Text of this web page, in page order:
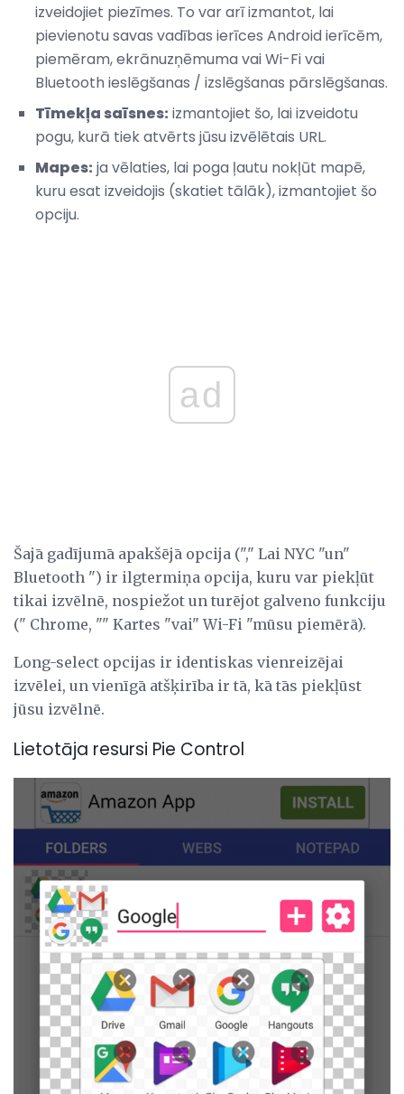
izveidojiet piezīmes. To var arī izmantot, lai
pievienotu savas vadības ierīces Android ierīcēm,
piemēram, ekrānuzņēmuma vai Wi-Fi vai
Bluetooth ieslēgšanas / izslēgšanas pārslēgšanas.
Tīmekļa saīsnes: izmantojiet šo, lai izveidotu
pogu, kurā tiek atvērts jūsu izvēlētais URL.
Mapes: ja vēlaties, lai poga ļautu nokļūt mapē,
kuru esat izveidojis (skatiet tālāk), izmantojiet šo
opciju.
ad
Šajā gadījumā apakšējā opcija ("," Lai NYC "un"
Bluetooth ") ir ilgtermiņa opcija, kuru var piekļūt
tikai izvēlnē, nospiežot un turējot galveno funkciju
(" Chrome, "" Kartes "vai" Wi-Fi "mūsu piemērā).
Long-select opcijas ir identiskas vienreizējai
izvēlei, un vienīgā atšķirība ir tā, kā tās piekļūst
jūsu izvēlnē.
Lietotāja resursi Pie Control